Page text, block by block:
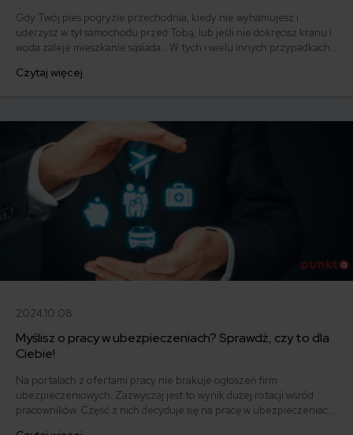
Gdy Twój pies pogryzie przechodnia, kiedy nie wyhamujesz i
uderzysz w tył samochodu przed Tobą, lub jeśli nie dokręcisz kranu i
woda zaleje mieszkanie sąsiada… W tych i wielu innych przypadkach
odpowiedzialność cywilna i jak można ją ubezpieczyć?
Czytaj więcej
2024.10.08
Myślisz o pracy w ubezpieczeniach? Sprawdź, czy to dla
Ciebie!
Na portalach z ofertami pracy nie brakuje ogłoszeń firm
ubezpieczeniowych. Zazwyczaj jest to wynik dużej rotacji wśród
pracowników. Część z nich decyduje się na pracę w ubezpieczeniach